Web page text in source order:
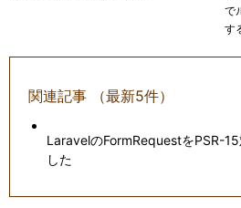
で
す
関連記事 （最新5件）
LaravelのFormRequestをPSR-
した